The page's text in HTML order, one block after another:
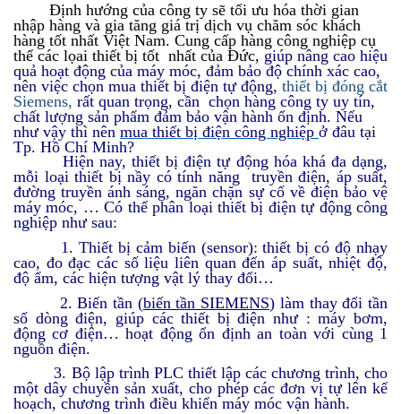
Định hướng của công ty sẽ tối ưu hóa thời gian
nhập hàng và gia tăng giá trị dịch vụ chăm sóc khách
hàng tốt nhất Việt Nam. Cung cấp hàng công nghiệp cụ
thể các lọai thiết bị tốt nhất của Đức, giúp nâng cao hiệu
quả hoạt động của máy móc, đảm bảo độ chính xác cao,
nên việc chọn mua thiết bị điện tự động, thiết bị đóng cắt
Siemens, rất quan trọng, cần chọn hàng công ty uy tín,
chất lượng sản phẩm đảm bảo vận hành ổn định. Nếu
như vậy thì nên mua thiết bị điện công nghiệp ở đâu tại
Tp. Hồ Chí Minh?
Hiện nay, thiết bị điện tự động hóa khá đa dạng,
mỗi loại thiết bị nầy có tính năng truyền điện, áp suất,
đường truyền ánh sáng, ngăn chặn sự cố về điện bảo vệ
máy móc, … Có thể phân loại thiết bị điện tự động công
nghiệp như sau:
1. Thiết bị cảm biến (sensor): thiết bị có độ nhạy
cao, đo đạc các số liệu liên quan đến áp suất, nhiệt độ,
độ ẩm, các hiện tượng vật lý thay đổi…
2. Biến tần (biến tần SIEMENS) làm thay đổi tần
số dòng điện, giúp các thiết bị điện như : máy bơm,
động cơ điện… hoạt động ổn định an toàn với cùng 1
nguồn điện.
3. Bộ lập trình PLC thiết lập các chương trình, cho
một dây chuyền sản xuất, cho phép các đơn vị tự lên kế
hoạch, chương trình điều khiển máy móc vận hành.